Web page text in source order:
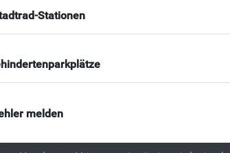
Stationen
melden